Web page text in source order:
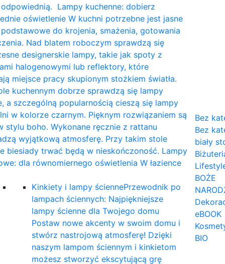
Lampy kuchenne: dobierz
oświetlenie W kuchni potrzebne jest jasne
podstawowe do krojenia, smażenia, gotowania
Nad blatem roboczym sprawdzą się
designerskie lampy, takie jak spoty z
halogenowymi lub reflektory, które
miejsce pracy skupionym stożkiem światła.
kuchennym dobrze sprawdzą się lampy
a szczególną popularnością cieszą się lampy
w kolorze czarnym. Pięknym rozwiązaniem są
stylu boho. Wykonane ręcznie z rattanu
wyjątkową atmosferę. Przy takim stole
biesiady trwać będą w nieskończoność. Lampy
dla równomiernego oświetlenia W łazience
Kinkiety i lampy ściennePrzewodnik po
lampach ściennych: Najpiękniejsze
lampy ścienne dla Twojego domu
Postaw nowe akcenty w swoim domu i
stwórz nastrojową atmosferę! Dzięki
naszym lampom ściennym i kinkietom
możesz stworzyć ekscytującą grę
Bez
Bez
biały
BOŻE
eBOOK
BIO